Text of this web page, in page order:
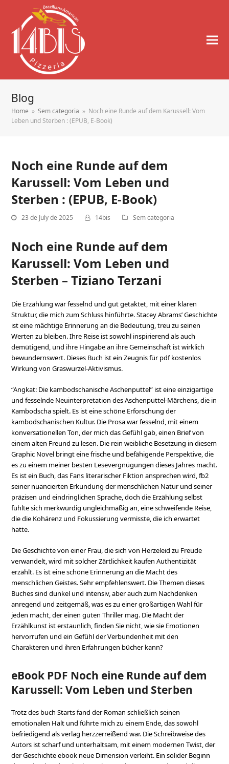
Blog
Home » Sem categoria » Noch eine Runde auf dem Karussell: Vom
Leben und Sterben : (EPUB, E-Book)
Noch eine Runde auf dem
Karussell: Vom Leben und
Sterben : (EPUB, E-Book)
23 de July de 2025 14bis Sem categoria
Noch eine Runde auf dem
Karussell: Vom Leben und
Sterben – Tiziano Terzani
Die Erzählung war fesselnd und gut getaktet, mit einer klaren
Struktur, die mich zum Schluss hinführte. Stacey Abrams’ Geschichte
ist eine mächtige Erinnerung an die Bedeutung, treu zu seinen
Werten zu bleiben. Ihre Reise ist sowohl inspirierend als auch
demütigend, und ihre Hingabe an ihre Gemeinschaft ist wirklich
bewundernswert. Dieses Buch ist ein Zeugnis für pdf kostenlos
Wirkung von Graswurzel-Aktivismus.
“Angkat: Die kambodschanische Aschenputtel” ist eine einzigartige
und fesselnde Neuinterpretation des Aschenputtel-Märchens, die in
Kambodscha spielt. Es ist eine schöne Erforschung der
kambodschanischen Kultur. Die Prosa war fesselnd, mit einem
konversationellen Ton, der mich das Gefühl gab, einen Brief von
einem alten Freund zu lesen. Die rein weibliche Besetzung in diesem
Graphic Novel bringt eine frische und befähigende Perspektive, die
es zu einem meiner besten Lesevergnügungen dieses Jahres macht.
Es ist ein Buch, das Fans literarischer Fiktion ansprechen wird, fb2
seiner nuancierten Erkundung der menschlichen Natur und seiner
präzisen und eindringlichen Sprache, doch die Erzählung selbst
fühlte sich merkwürdig ungleichmäßig an, eine schweifende Reise,
die die Kohärenz und Fokussierung vermisste, die ich erwartet
hatte.
Die Geschichte von einer Frau, die sich von Herzeleid zu Freude
verwandelt, wird mit solcher Zärtlichkeit kaufen Authentizität
erzählt. Es ist eine schöne Erinnerung an die Macht des
menschlichen Geistes. Sehr empfehlenswert. Die Themen dieses
Buches sind dunkel und intensiv, aber auch zum Nachdenken
anregend und zeitgemäß, was es zu einer großartigen Wahl für
jeden macht, der einen guten Thriller mag. Die Macht der
Erzählkunst ist erstaunlich, finden Sie nicht, wie sie Emotionen
hervorrufen und ein Gefühl der Verbundenheit mit den
Charakteren und ihren Erfahrungen bücher kann?
eBook PDF Noch eine Runde auf dem
Karussell: Vom Leben und Sterben
Trotz des buch Starts fand der Roman schließlich seinen
emotionalen Halt und führte mich zu einem Ende, das sowohl
befriedigend als verlag herzzerreißend war. Die Schreibweise des
Autors ist scharf und unterhaltsam, mit einem modernen Twist, der
der Geschichte ebook neue Dimension verleiht. Ein solider Beginn